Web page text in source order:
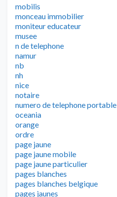
mobilis
monceau immobilier
moniteur educateur
musee
n de telephone
namur
nb
nh
nice
notaire
numero de telephone portable
oceania
orange
ordre
page jaune
page jaune mobile
page jaune particulier
pages blanches
pages blanches belgique
pages jaunes